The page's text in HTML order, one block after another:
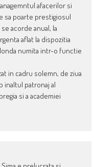
afacerilor si
sa poarte prestigiosul
acorde anual, la
aflat la dispozitia
numita intr-o functie
in cadru solemn, de ziua
inaltul patronaj al
si a academiei